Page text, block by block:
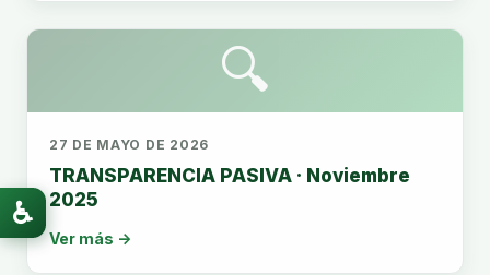
🔍
27 DE MAYO DE 2026
TRANSPARENCIA PASIVA · Noviembre
2025
Ver más →
♿